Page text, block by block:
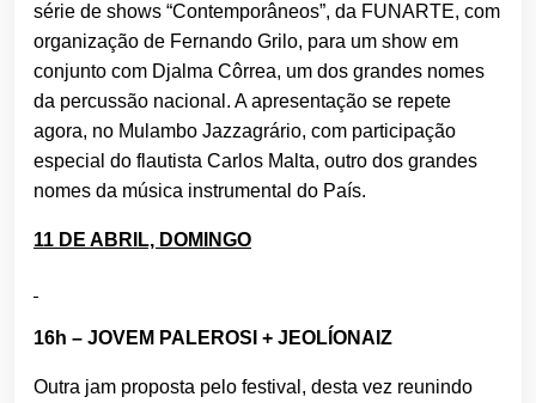
série de shows “Contemporâneos”, da FUNARTE, com
organização de Fernando Grilo, para um show em
conjunto com Djalma Côrrea, um dos grandes nomes
da percussão nacional. A apresentação se repete
agora, no Mulambo Jazzagrário, com participação
especial do flautista Carlos Malta, outro dos grandes
nomes da música instrumental do País.
11 DE ABRIL, DOMINGO
16h – JOVEM PALEROSI + JEOLÍONAIZ
Outra jam proposta pelo festival, desta vez reunindo